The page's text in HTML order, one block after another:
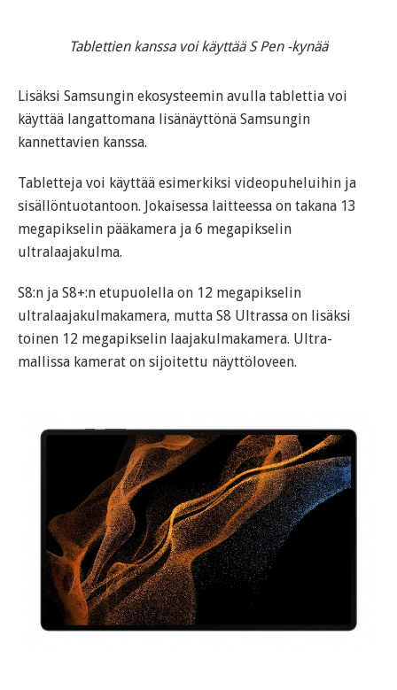
Tablettien kanssa voi käyttää S Pen -kynää
Lisäksi Samsungin ekosysteemin avulla tablettia voi
käyttää langattomana lisänäyttönä Samsungin
kannettavien kanssa.
Tabletteja voi käyttää esimerkiksi videopuheluihin ja
sisällöntuotantoon. Jokaisessa laitteessa on takana 13
megapikselin pääkamera ja 6 megapikselin
ultralaajakulma.
S8:n ja S8+:n etupuolella on 12 megapikselin
ultralaajakulmakamera, mutta S8 Ultrassa on lisäksi
toinen 12 megapikselin laajakulmakamera. Ultra-
mallissa kamerat on sijoitettu näyttöloveen.